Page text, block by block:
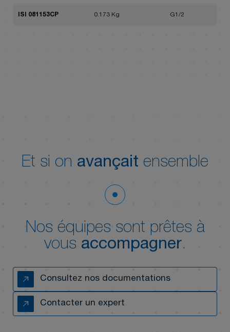
ISI 081153CP 0.173 Kg G1/2
Et si on avançait ensemble
Nos équipes sont prêtes à
vous accompagner.
Consultez nos documentations
Contacter un expert